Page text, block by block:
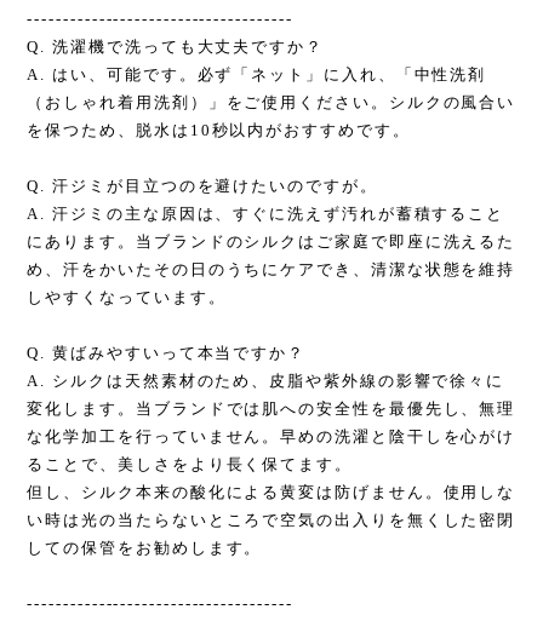
-------------------------------------
Q. 洗濯機で洗っても大丈夫ですか？
A. はい、可能です。必ず「ネット」に入れ、「中性洗剤
（おしゃれ着用洗剤）」をご使用ください。シルクの風合い
を保つため、脱水は10秒以内がおすすめです。
Q. 汗ジミが目立つのを避けたいのですが。
A. 汗ジミの主な原因は、すぐに洗えず汚れが蓄積すること
にあります。当ブランドのシルクはご家庭で即座に洗えるた
め、汗をかいたその日のうちにケアでき、清潔な状態を維持
しやすくなっています。
Q. 黄ばみやすいって本当ですか？
A. シルクは天然素材のため、皮脂や紫外線の影響で徐々に
変化します。当ブランドでは肌への安全性を最優先し、無理
な化学加工を行っていません。早めの洗濯と陰干しを心がけ
ることで、美しさをより長く保てます。
但し、シルク本来の酸化による黄変は防げません。使用しな
い時は光の当たらないところで空気の出入りを無くした密閉
しての保管をお勧めします。
-------------------------------------